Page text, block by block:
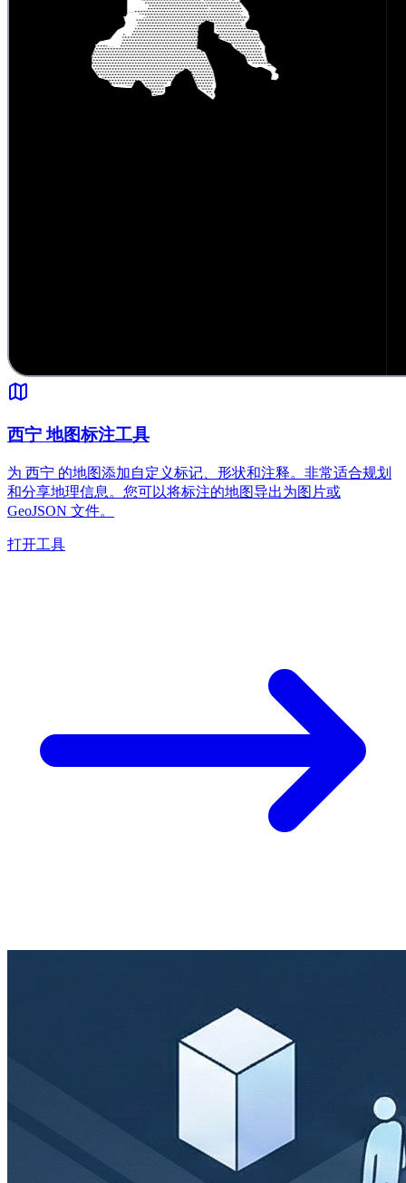
西宁 地图标注工具
为 西宁 的地图添加自定义标记、形状和注释。非常适合规划
和分享地理信息。您可以将标注的地图导出为图片或
GeoJSON 文件。
打开工具